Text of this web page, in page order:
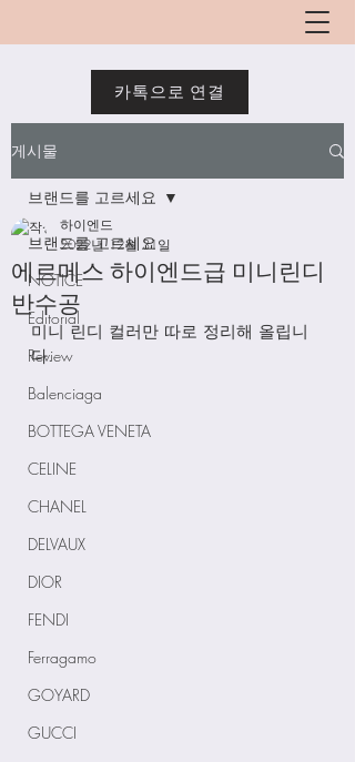
카톡으로 연결
게시물
브랜드를 고르세요
NOTICE
Editorial
Review
Balenciaga
BOTTEGA VENETA
CELINE
CHANEL
DELVAUX
DIOR
FENDI
Ferragamo
GOYARD
GUCCI
브랜드를 고르세요
에르메스 하이엔드급 미니린디
반수공
하이엔드
2022년 12월 31일
미니 린디 컬러만 따로 정리해 올립니
다.